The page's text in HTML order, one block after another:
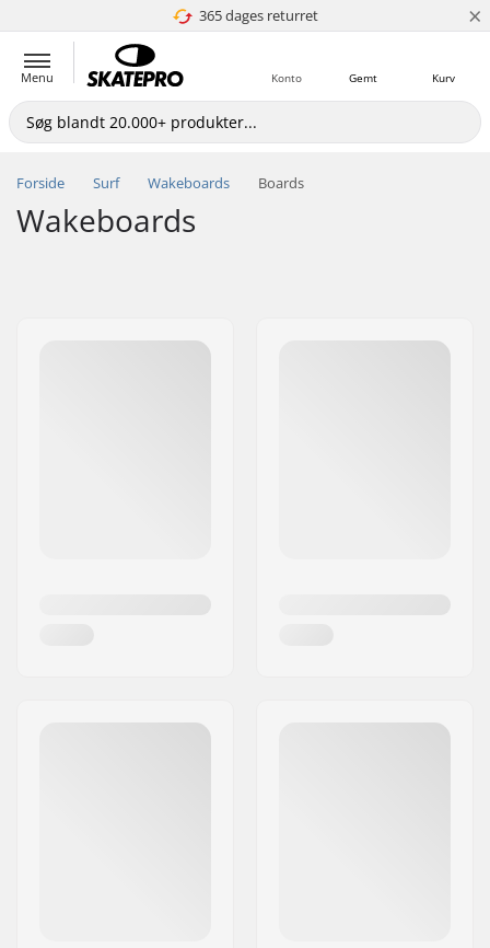
365 dages returret
4.8 ud af 5 ×
Menu Kurv
Gemt
Konto
Forside Surf Wakeboards Boards
Wakeboards